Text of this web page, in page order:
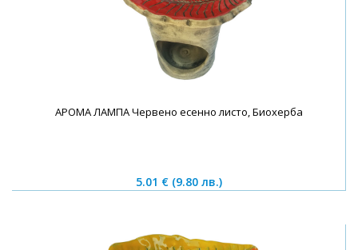
АРОМА ЛАМПА Червено есенно листо, Биохерба
5.01 € (9.80 лв.)